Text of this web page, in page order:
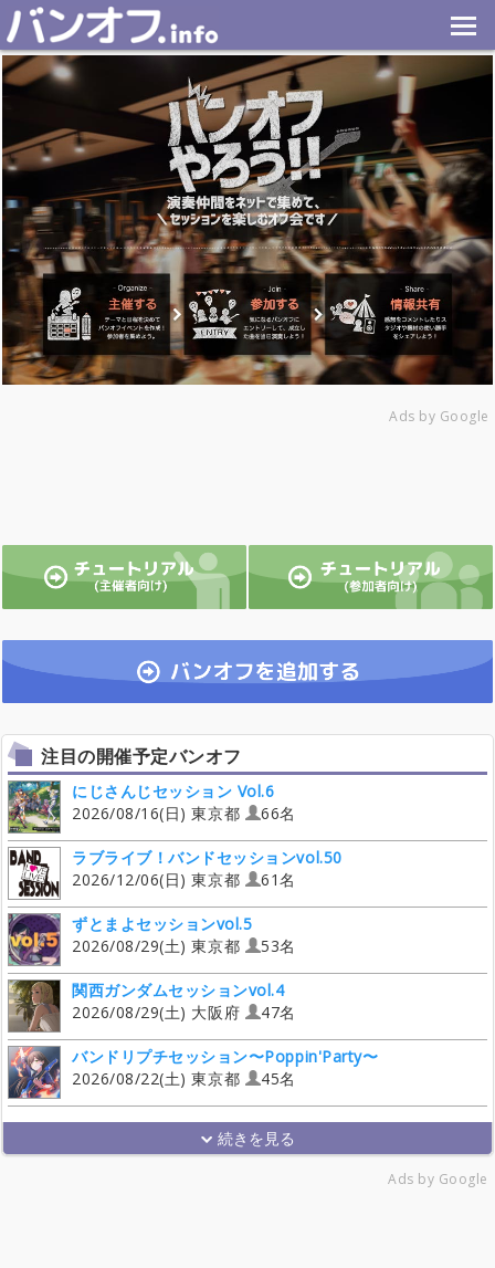
Ads by Google
注目の開催予定バンオフ
にじさんじセッション Vol.6
2026/08/16(日) 東京都
66名
ラブライブ！バンドセッションvol.50
2026/12/06(日) 東京都
61名
ずとまよセッションvol.5
2026/08/29(土) 東京都
53名
関西ガンダムセッションvol.4
2026/08/29(土) 大阪府
47名
バンドリプチセッション〜Poppin'Party〜
2026/08/22(土) 東京都
45名
Ads by Google